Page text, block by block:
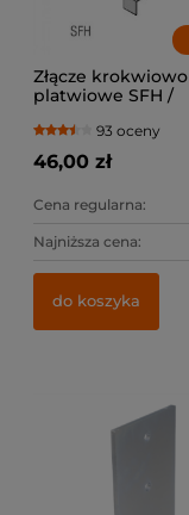
Złącze krokwiowo
platwiowe SFH /
93 oceny
46,00 zł
Cena regularna:
Najniższa cena:
do koszyka